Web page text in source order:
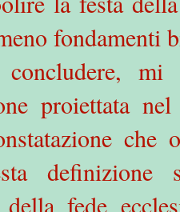
fondamenti
mi
proiettata
che
definizione
della fede